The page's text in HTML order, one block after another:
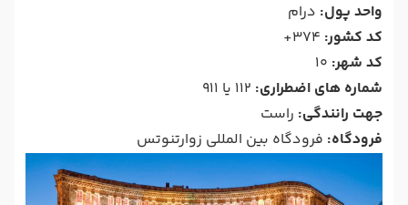
واحد پول: درام
کد کشور:
کد شهر:
شماره های اضطراری:
جهت رانندگی: راست
فرودگاه: فرودگاه بین المللی زوارتنوتس